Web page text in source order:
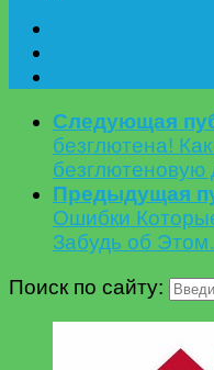
Следующая
безглютена!
безглютеновую
Предыдущая
Ошибки
Забудь об
Поиск по сайту: